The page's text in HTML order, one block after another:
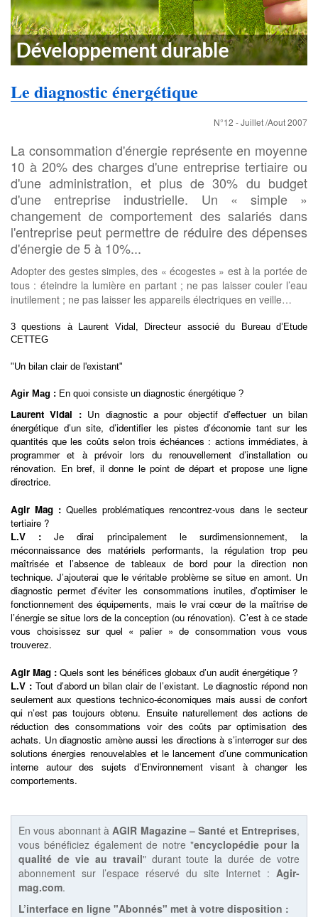
Le diagnostic énergétique
N°12 - Juillet /Aout 2007
La consommation d'énergie représente en moyenne
10 à 20% des charges d'une entreprise tertiaire ou
d'une administration, et plus de 30% du budget
d'une entreprise industrielle. Un « simple »
changement de comportement des salariés dans
l'entreprise peut permettre de réduire des dépenses
d'énergie de 5 à 10%...
Adopter des gestes simples, des « écogestes » est à la portée de
tous : éteindre la lumière en partant ; ne pas laisser couler l’eau
inutilement ; ne pas laisser les appareils électriques en veille…
3 questions à Laurent Vidal, Directeur associé du Bureau d’Etude
CETTEG
"Un bilan clair de l'existant"
Agir Mag : En quoi consiste un diagnostic énergétique ?
Laurent Vidal :Un diagnostic a pour objectif d’effectuer un bilan
énergétique d’un site, d’identifier les pistes d’économie tant sur les
quantités que les coûts selon trois échéances : actions immédiates, à
programmer et à prévoir lors du renouvellement d’installation ou
rénovation. En bref, il donne le point de départ et propose une ligne
directrice.
Agir Mag :Quelles problématiques rencontrez-vous dans le secteur
tertiaire ?
L.V :Je dirai principalement le surdimensionnement, la
méconnaissance des matériels performants, la régulation trop peu
maîtrisée et l’absence de tableaux de bord pour la direction non
technique. J’ajouterai que le véritable problème se situe en amont. Un
diagnostic permet d’éviter les consommations inutiles, d’optimiser le
fonctionnement des équipements, mais le vrai cœur de la maîtrise de
l’énergie se situe lors de la conception (ou rénovation). C’est à ce stade
vous choisissez sur quel « palier » de consommation vous vous
trouverez.
Agir Mag : Quels sont les bénéfices globaux d’un audit énergétique ?
L.V : Tout d’abord un bilan clair de l’existant. Le diagnostic répond non
seulement aux questions technico-économiques mais aussi de confort
qui n’est pas toujours obtenu. Ensuite naturellement des actions de
réduction des consommations voir des coûts par optimisation des
achats. Un diagnostic amène aussi les directions à s’interroger sur des
solutions énergies renouvelables et le lancement d’une communication
interne autour des sujets d’Environnement visant à changer les
comportements.
En vous abonnant àAGIR Magazine – Santé et Entreprises,
vous bénéficiez également de notre "encyclopédie pour la
qualité de vie au travail" durant toute la durée de votre
abonnement sur l’espace réservé du site Internet : Agir-
mag.com.
L’interface en ligne "Abonnés" met à votre disposition :